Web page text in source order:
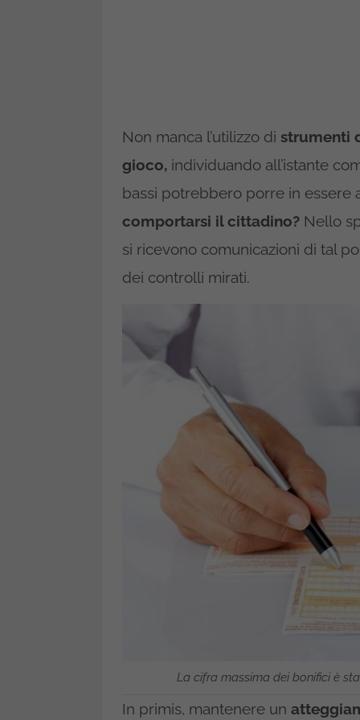
Non manca l’utilizzo di strumenti
gioco, individuando all’istante
bassi potrebbero porre in essere
comportarsi il cittadino? Nello
si ricevono comunicazioni di tal
dei controlli mirati.
La cifra massima dei bonifici è
In primis, mantenere un